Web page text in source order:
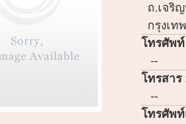
ถ.เจริ
กรุงเท
โทรศัพ
--
โทรสาร
--
โทรศัพ